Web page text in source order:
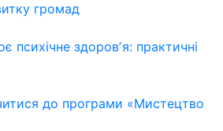
громад
психічне здоровʼя: практичні
до програми «Мистецтво